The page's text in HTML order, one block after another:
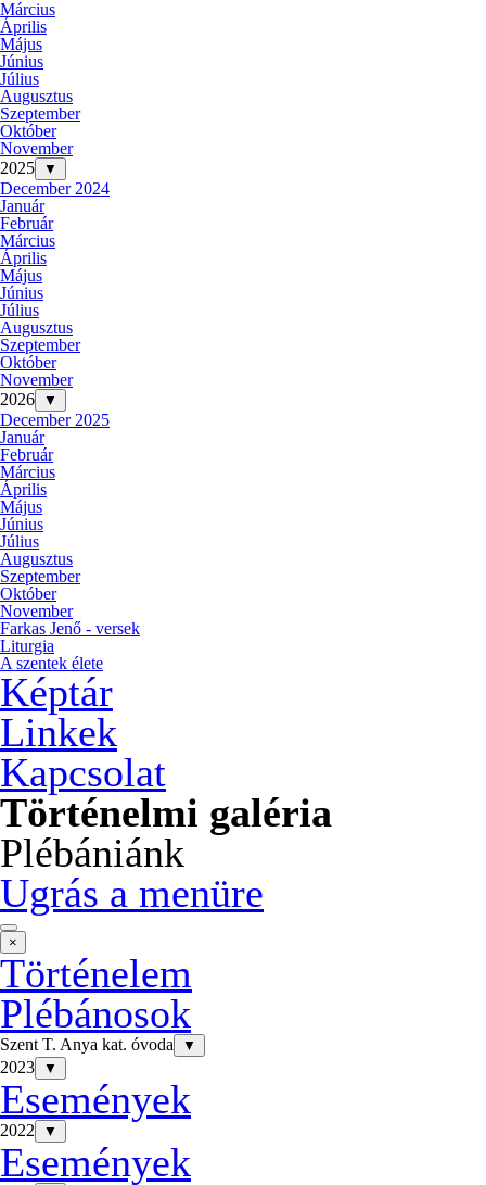
Március
Április
Május
Június
Július
Augusztus
Szeptember
Október
November
2025
▼
December 2024
Január
Február
Március
Április
Május
Június
Július
Augusztus
Szeptember
Október
November
2026
▼
December 2025
Január
Február
Március
Április
Május
Június
Július
Augusztus
Szeptember
Október
November
Farkas Jenő - versek
Liturgia
A szentek élete
Képtár
Linkek
Kapcsolat
Történelmi galéria
Plébániánk
Ugrás a menüre
×
Történelem
Plébánosok
Szent T. Anya kat. óvoda ▼
2023 ▼
Események
2022 ▼
Események